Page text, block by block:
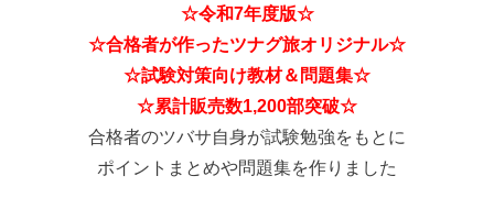
☆令和7年度版☆
☆合格者が作ったツナグ旅オリジナル☆
☆試験対策向け教材＆問題集☆
☆累計販売数1,200部突破☆
合格者のツバサ自身が試験勉強をもとに
ポイントまとめや問題集を作りました